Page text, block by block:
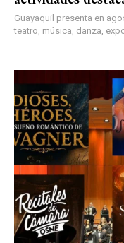
Guayaquil presenta en
teatro, música, danza,